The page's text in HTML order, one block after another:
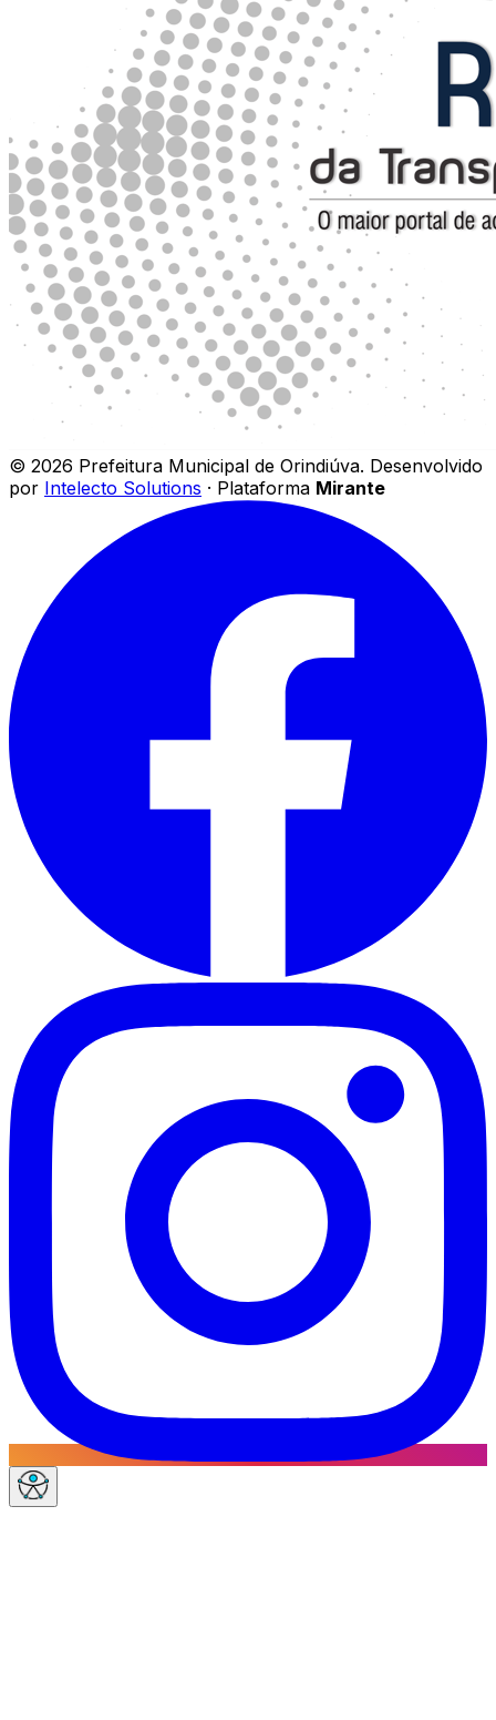
© 2026 Prefeitura Municipal de Orindiúva. Desenvolvido
por Intelecto Solutions · Plataforma Mirante